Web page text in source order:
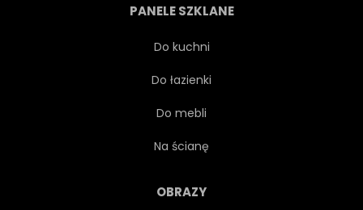
PANELE SZKLANE
Do kuchni
Do łazienki
Do mebli
Na ścianę
OBRAZY